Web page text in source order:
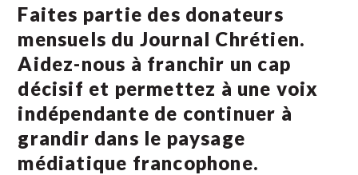
Faites partie des donateurs
mensuels du Journal Chrétien.
Aidez-nous à franchir un cap
décisif et permettez à une voix
indépendante de continuer à
grandir dans le paysage
médiatique francophone.